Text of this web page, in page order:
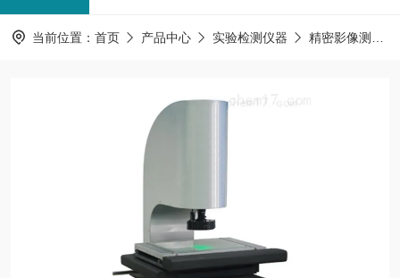
当前位置： 首页 产品中心 实验检测仪器 精密影像测量仪